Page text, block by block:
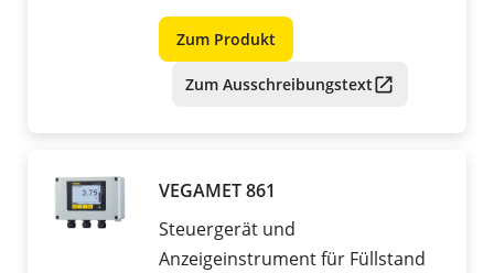
Zum Produkt
Zum Ausschreibungstext
VEGAMET 861
Steuergerät und
Anzeigeinstrument für Füllstand